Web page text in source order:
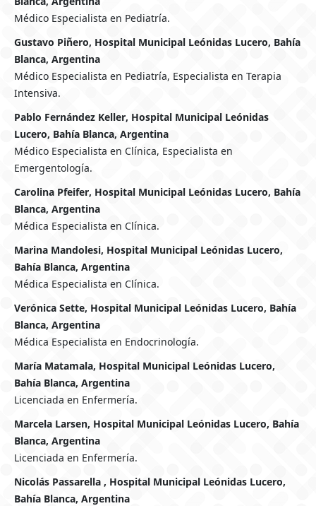
Médico Especialista en Pediatría.
Gustavo Piñero, Hospital Municipal Leónidas Lucero, Bahía
Blanca, Argentina
Médico Especialista en Pediatría, Especialista en Terapia
Intensiva.
Pablo Fernández Keller, Hospital Municipal Leónidas
Lucero, Bahía Blanca, Argentina
Médico Especialista en Clínica, Especialista en
Emergentología.
Carolina Pfeifer, Hospital Municipal Leónidas Lucero, Bahía
Blanca, Argentina
Médica Especialista en Clínica.
Marina Mandolesi, Hospital Municipal Leónidas Lucero,
Bahía Blanca, Argentina
Médica Especialista en Clínica.
Verónica Sette, Hospital Municipal Leónidas Lucero, Bahía
Blanca, Argentina
Médica Especialista en Endocrinología.
María Matamala, Hospital Municipal Leónidas Lucero,
Bahía Blanca, Argentina
Licenciada en Enfermería.
Marcela Larsen, Hospital Municipal Leónidas Lucero, Bahía
Blanca, Argentina
Licenciada en Enfermería.
Nicolás Passarella , Hospital Municipal Leónidas Lucero,
Bahía Blanca, Argentina